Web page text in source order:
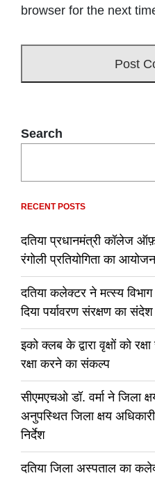
browser for the next
Search
RECENT POSTS
दतिया प्रधानमंत्री कॉलेज
रंगोली प्रतियोगिता का आयोजन
दतिया कलेक्टर ने मत्स्य विभाग
दिया पर्यावरण संरक्षण का संदेश
इको क्लब के द्वारा वृक्षों को
रक्षा करने का संकल्प
सीएमएचओ डॉ. वर्मा ने जिला
अनुपस्थित जिला क्षय
निर्देश
दतिया जिला अस्पताल का